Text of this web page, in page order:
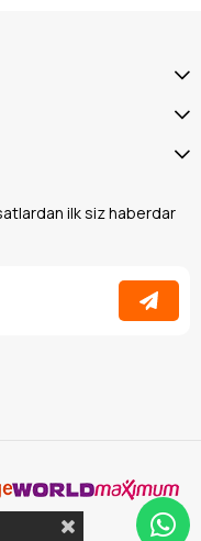
ilk siz haberdar